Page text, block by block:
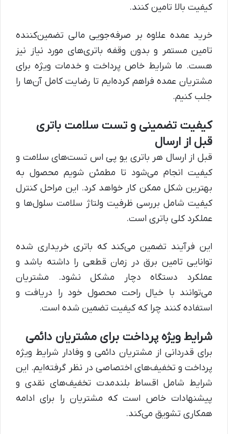
کیفیت بالا تامین کنند.
خرید عمده علاوه بر صرفه‌جویی مالی تضمین‌کننده
تامین مستمر و بدون وقفه باتری‌های مورد نیاز نیز
هست. ما شرایط خاص پرداخت و خدمات ویژه برای
مشتریان عمده فراهم کرده‌ایم تا رضایت کامل آن‌ها را
جلب کنیم.
کیفیت تضمینی و تست سلامت باتری
قبل از ارسال
قبل از ارسال هر باتری یو پی اس تست‌های سلامت و
کیفیت انجام می‌شود تا مطمئن شویم محصول به
بهترین شکل ممکن کار خواهد کرد. این مراحل کنترل
کیفیت شامل بررسی ظرفیت ولتاژ سلامت سلول‌ها و
عملکرد کلی باتری است.
این فرآیند تضمین می‌کند که باتری خریداری شده
توانایی تامین برق در زمان قطعی را داشته باشد و
عملکرد دستگاه دچار مشکل نشود. مشتریان
می‌توانند با خیال راحت محصول خود را دریافت و
استفاده کنند چرا که کیفیت تضمین شده است.
شرایط ویژه پرداخت برای مشتریان دائمی
برای قدردانی از مشتریان دائمی و وفادار شرایط ویژه
پرداخت و تخفیف‌های اختصاصی در نظر گرفته‌ایم. این
شرایط شامل اقساط بلندمدت تخفیف‌های نقدی و
پیشنهادات خاص است که مشتریان را برای ادامه
همکاری تشویق می‌کند.